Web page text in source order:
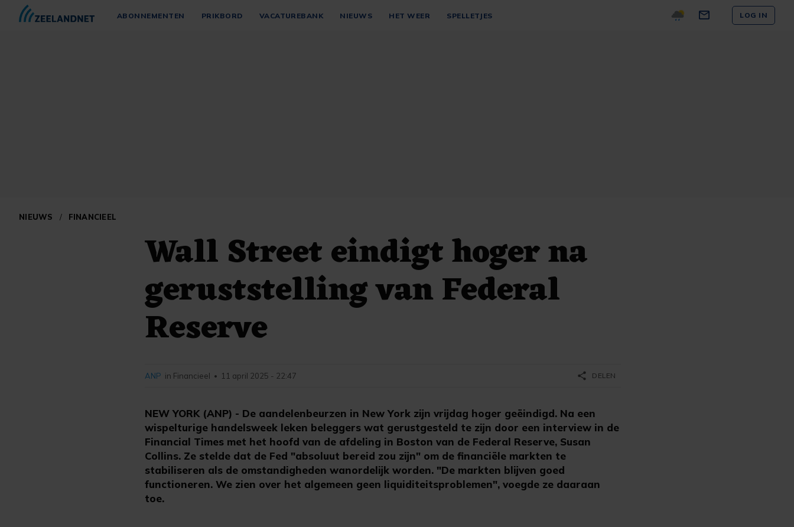
ABONNEMENTEN PRIKBORD VACATUREBANK NIEUWS HET WEER SPELLETJES LOG IN
NIEUWS / FINANCIEEL
Wall Street eindigt hoger na
geruststelling van Federal
Reserve
NEW YORK (ANP) - De aandelenbeurzen in New York zijn vrijdag hoger geëindigd. Na een
wispelturige handelsweek leken beleggers wat gerustgesteld te zijn door een interview in de
Financial Times met het hoofd van de afdeling in Boston van de Federal Reserve, Susan
Collins. Ze stelde dat de Fed "absoluut bereid zou zijn" om de financiële markten te
stabiliseren als de omstandigheden wanordelijk worden. "De markten blijven goed
functioneren. We zien over het algemeen geen liquiditeitsproblemen", voegde ze daaraan
toe.
ANP in Financieel • 11 april 2025 - 22:47 share DELEN